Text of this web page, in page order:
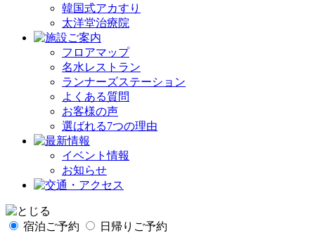
韓国式アカすり
太洋堂治療院
フロアマップ
名水レストラン
ランナーズステーション
よくある質問
お客様の声
選ばれる7つの理由
イベント情報
お知らせ
宿泊ご予約
日帰りご予約